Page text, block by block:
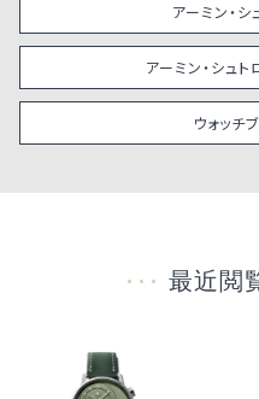
アーミン・
アーミン・シュ
ウォッチ
最近閲